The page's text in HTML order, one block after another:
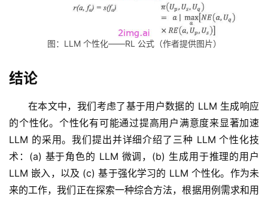
图：LLM 个性化——RL 公式（作者提供图片）
结论
在本文中，我们考虑了基于用户数据的 LLM 生成响应
的个性化。个性化有可能通过提高用户满意度来显著加速
LLM 的采用。我们提出并详细介绍了三种 LLM 个性化技
术：(a) 基于角色的 LLM 微调，(b) 生成用于推理的用户
LLM 嵌入，以及 (c) 基于强化学习的 LLM 个性化。作为未
来的工作，我们正在探索一种综合方法，根据用例需求和用